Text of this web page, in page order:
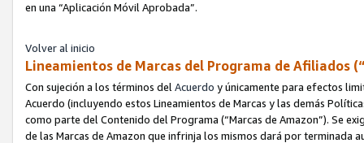
en una “Aplicación Móvil Aprobada”.
Volver al inicio
Lineamientos de Marcas del Programa de Afiliados
Con sujeción a los términos del Acuerdo y únicamente para efectos
Acuerdo (incluyendo estos Lineamientos de Marcas y las demás
como parte del Contenido del Programa (“Marcas de Amazon”). Se
de las Marcas de Amazon que infrinja los mismos dará por terminada